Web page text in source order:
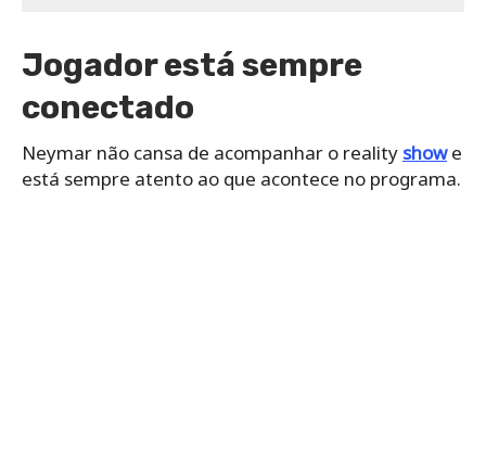
Jogador está sempre
conectado
Neymar não cansa de acompanhar o reality showe
está sempre atento ao que acontece no programa.